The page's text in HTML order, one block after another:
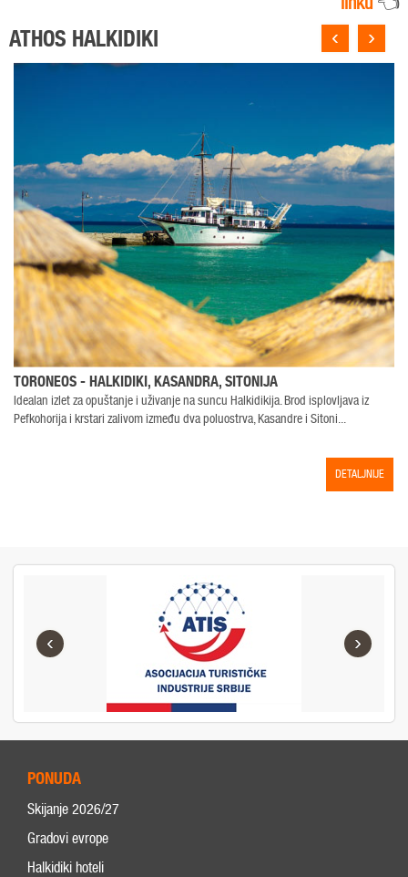
ATHOS HALKIDIKI
TORONEOS - HALKIDIKI, KASANDRA, SITONIJA
Idealan izlet za opuštanje i uživanje na suncu Halkidikija. Brod isplovljava iz
Pefkohorija i krstari zalivom između dva poluostrva, Kasandre i Sitoni...
DETALJNIJE
‹ ›
‹ ›
PONUDA
Skijanje 2026/27
Gradovi evrope
Halkidiki hoteli